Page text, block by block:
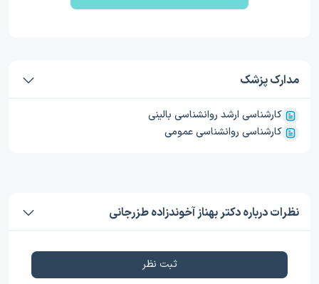
مدارک پزشک
کارشناسی ارشد روانشناسی بالینی
کارشناسی روانشناسی عمومی
نظرات درباره دکتر بهناز آخوندزاده طزرجانی
ثبت نظر